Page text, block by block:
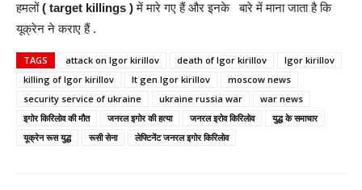
हमलों( target killings )में मारे गए हैं और इनके बारे में माना जाता है कि
यूक्रेन ने कराए हैं .
TAGS attack on Igor kirillov death of Igor kirillov
Igor kirillov
killing of Igor kirillov
lt gen Igor kirillov
moscow news
security service of ukraine
ukraine russia war
war news
इगोर किरिलोव की मौत
जनरल इगोर की हत्या जनरल इरोव किरिलोव
युद्ध के समाचार
यूक्रेन रूस युद्ध
रूसी सेना लेफ्टिनेंट जनरल इगोर किरिलोव